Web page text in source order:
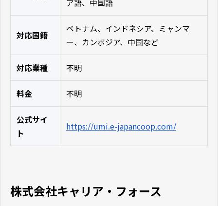
ア語、中国語
対応国籍
ベトナム、インドネシア、ミャンマ
ー、カンボジア、中国など
対応業種 不明
料金 不明
公式サイ
ト
https://umi.e-japancoop.com/
株式会社キャリア・フォース